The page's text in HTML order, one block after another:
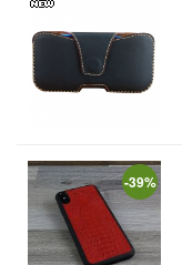
-39%